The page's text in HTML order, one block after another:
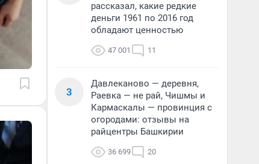
рассказал, какие редкие
деньги 1961 по 2016 год
обладают ценностью
47 001 11
3
Давлеканово — деревня,
Раевка — не рай, Чишмы и
Кармаскалы — провинция с
огородами: отзывы на
райцентры Башкирии
36 699 20